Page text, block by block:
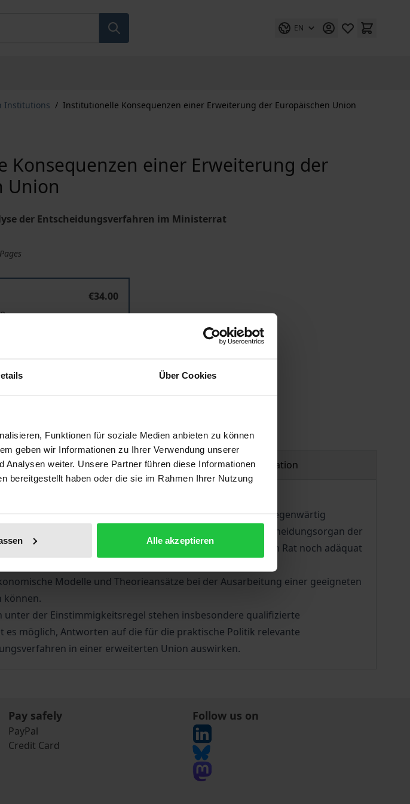
Über Cookies
Funktionen für soziale Medien anbieten zu können
geben wir Informationen zu Ihrer Verwendung unserer
weiter. Unsere Partner führen diese Informationen
bereitgestellt haben oder die sie im Rahmen Ihrer Nutzung
Alle akzeptieren
EN
Institutions / Institutionelle Konsequenzen einer Erweiterung der Europäischen Union
Konsequenzen einer Erweiterung der
Union
der Entscheidungsverfahren im Ministerrat
€34.00
Product safety information
nach der zweiten Norderweiterung zum 1.1.95 und der gegenwärtig
sich vor allem auf den Ministerrat als zentrales Entscheidungsorgan der
EG-Vertrag verankerten Verfahren für Abstimmungen im Rat noch adäquat
ist.
Modelle und Theorieansätze bei der Ausarbeitung einer geeigneten
können.
der Einstimmigkeitsregel stehen insbesondere qualifizierte
möglich, Antworten auf die für die praktische Politik relevante
in einer erweiterten Union auswirken.
Pay safely
PayPal
Credit Card
Follow us on